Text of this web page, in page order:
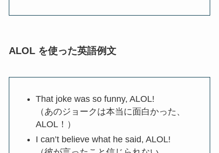
ALOL を使った英語例文
That joke was so funny, ALOL!
（あのジョークは本当に面白かった、
ALOL！）
I can’t believe what he said, ALOL!